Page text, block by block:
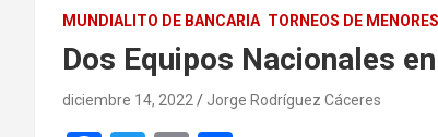
MUNDIALITO DE BANCARIA TORNEOS DE MENORES
Dos Equipos Nacionales
diciembre 14, 2022 Jorge Rodríguez Cáceres